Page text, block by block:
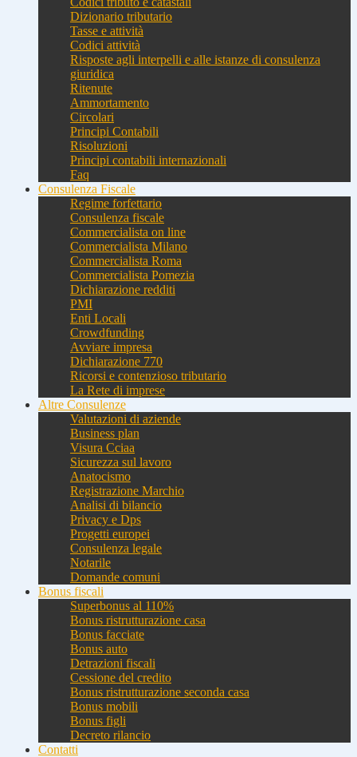
Dizionario tributario
Tasse e attività
Codici attività
Risposte agli interpelli e alle istanze di consulenza
giuridica
Ritenute
Ammortamento
Circolari
Principi Contabili
Risoluzioni
Principi contabili internazionali
Faq
Consulenza Fiscale
Regime forfettario
Consulenza fiscale
Commercialista on line
Commercialista Milano
Commercialista Roma
Commercialista Pomezia
Dichiarazione redditi
PMI
Enti Locali
Crowdfunding
Avviare impresa
Dichiarazione 770
Ricorsi e contenzioso tributario
La Rete di imprese
Altre Consulenze
Valutazioni di aziende
Business plan
Visura Cciaa
Sicurezza sul lavoro
Anatocismo
Registrazione Marchio
Analisi di bilancio
Privacy e Dps
Progetti europei
Consulenza legale
Notarile
Domande comuni
Bonus fiscali
Superbonus al 110%
Bonus ristrutturazione casa
Bonus facciate
Bonus auto
Detrazioni fiscali
Cessione del credito
Bonus ristrutturazione seconda casa
Bonus mobili
Bonus figli
Decreto rilancio
Contatti